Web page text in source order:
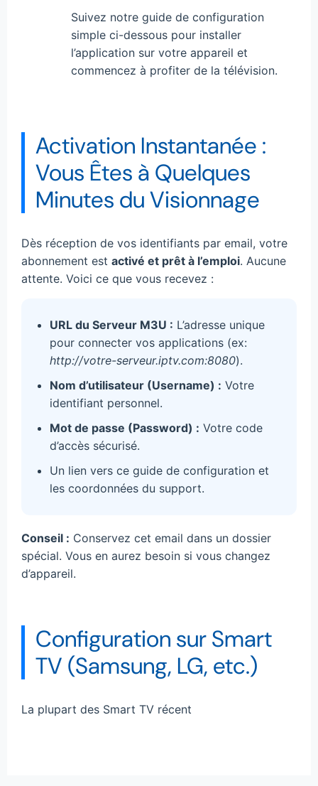
Suivez notre guide de configuration
simple ci-dessous pour installer
l’application sur votre appareil et
commencez à profiter de la télévision.
Activation Instantanée :
Vous Êtes à Quelques
Minutes du Visionnage
Dès réception de vos identifiants par email, votre
abonnement est activé et prêt à l’emploi. Aucune
attente. Voici ce que vous recevez :
URL du Serveur M3U : L’adresse unique
pour connecter vos applications (ex:
http://votre-serveur.iptv.com:8080).
Nom d’utilisateur (Username) : Votre
identifiant personnel.
Mot de passe (Password) : Votre code
d’accès sécurisé.
Un lien vers ce guide de configuration et
les coordonnées du support.
Conseil : Conservez cet email dans un dossier
spécial. Vous en aurez besoin si vous changez
d’appareil.
Configuration sur Smart
TV (Samsung, LG, etc.)
La plupart des Smart TV récent